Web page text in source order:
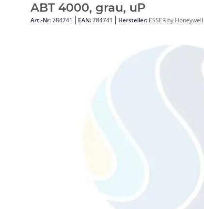
ABT 4000, grau, uP
Art.-Nr: 784741 EAN: 784741 Hersteller: ESSER by Honeywell